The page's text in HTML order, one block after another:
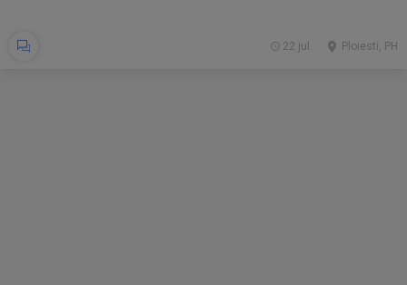
Ploiesti, PH
22 jul.